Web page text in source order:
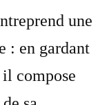
une
: en gardant
compose